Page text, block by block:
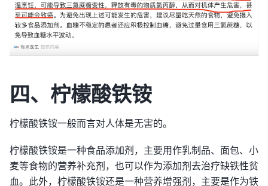
四、柠檬酸铁铵
柠檬酸铁铵一般而言对人体是无害的。
柠檬酸铁铵是一种食品添加剂，主要用作乳制品、面包、小
麦等食物的营养补充剂，也可以作为添加剂去治疗缺铁性贫
血。此外，柠檬酸铁铵还是一种营养增强剂，主要是作为铁